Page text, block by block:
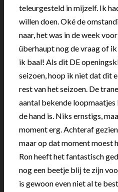
teleurgesteld in mijzelf. Ik
willen doen. Oké de
naar, het was in de week
überhaupt nog de vraag of
ik baal! Als dit DE
seizoen, hoop ik niet dat dit
rest van het seizoen. De
aantal bekende loopmaatjes
de hand is. Niks ernstigs,
moment erg. Achteraf
maar op dat moment moest
Ron heeft het fantastisch
nog een beetje blij te zijn
is gewoon even niet al te